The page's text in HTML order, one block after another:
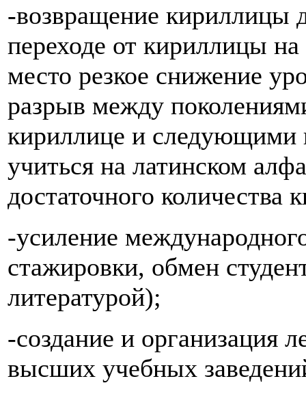
-возвращение кириллицы
переходе от кириллицы
место резкое снижение
разрыв между
кириллице и следующими
учиться на латинском
достаточного количества
-усиление
стажировки, обмен
литературой);
-создание и организация
высших учебных